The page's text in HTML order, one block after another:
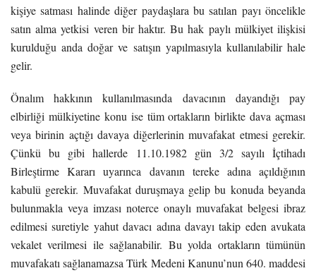
kişiye satması halinde diğer paydaşlara bu satılan payı öncelikle
satın alma yetkisi veren bir haktır. Bu hak paylı mülkiyet ilişkisi
kurulduğu anda doğar ve satışın yapılmasıyla kullanılabilir hale
gelir.
Önalım hakkının kullanılmasında davacının dayandığı pay
elbirliği mülkiyetine konu ise tüm ortakların birlikte dava açması
veya birinin açtığı davaya diğerlerinin muvafakat etmesi gerekir.
Çünkü bu gibi hallerde 11.10.1982 gün 3/2 sayılı İçtihadı
Birleştirme Kararı uyarınca davanın tereke adına açıldığının
kabulü gerekir. Muvafakat duruşmaya gelip bu konuda beyanda
bulunmakla veya imzası noterce onaylı muvafakat belgesi ibraz
edilmesi suretiyle yahut davacı adına davayı takip eden avukata
vekalet verilmesi ile sağlanabilir. Bu yolda ortakların tümünün
muvafakatı sağlanamazsa Türk Medeni Kanunu’nun 640. maddesi